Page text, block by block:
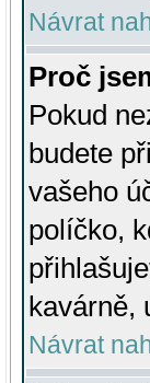
Návrat
Proč
Pokud
budete
vašeho
políčko,
kavárně,
Návrat